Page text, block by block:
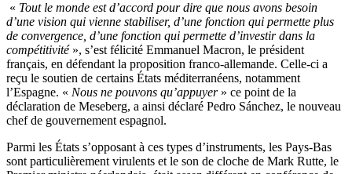
« Tout le monde est d’accord pour dire que nous avons besoin
d’une vision qui vienne stabiliser, d’une fonction qui permette plus
de convergence, d’une fonction qui permette d’investir dans la
compétitivité », s’est félicité Emmanuel Macron, le président
français, en défendant la proposition franco-allemande. Celle-ci a
reçu le soutien de certains États méditerranéens, notamment
l’Espagne. « Nous ne pouvons qu’appuyer » ce point de la
déclaration de Meseberg, a ainsi déclaré Pedro Sánchez, le nouveau
chef de gouvernement espagnol.
Parmi les États s’opposant à ces types d’instruments, les Pays-Bas
sont particulièrement virulents et le son de cloche de Mark Rutte, le